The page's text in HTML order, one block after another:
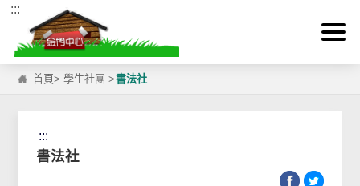
跳到主要內容區塊
:::
首頁>學生社團 >書法社
:::
書法社